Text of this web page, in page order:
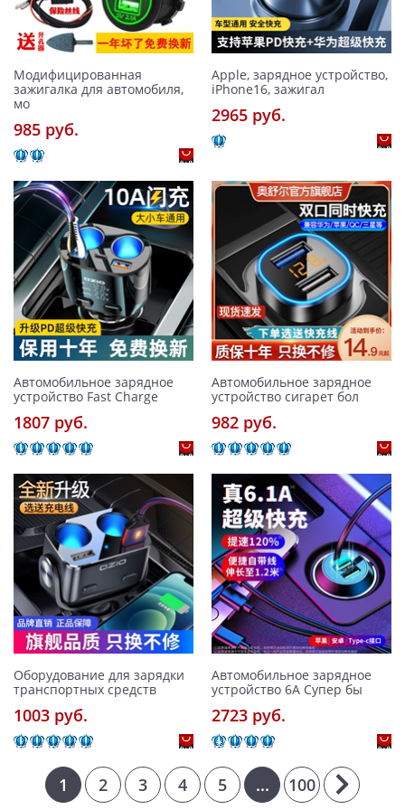
Модифицированная
зажигалка для автомобиля,
мо
985 pуб.
Apple, зарядное устройство,
iPhone16, зажигал
2965 pуб.
Автомобильное зарядное
устройство Fast Charge
1807 pуб.
Автомобильное зарядное
устройство сигарет бол
982 pуб.
Оборудование для зарядки
транспортных средств
1003 pуб.
Автомобильное зарядное
устройство 6A Супер бы
2723 pуб.
1 2 3 4 5 ... 100